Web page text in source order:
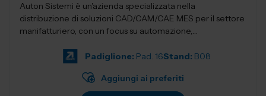
Auton Sistemi è un'azienda specializzata nella
distribuzione di soluzioni CAD/CAM/CAE MES per il settore
manifatturiero, con un focus su automazione,
Padiglione: Pad. 16Stand: B08
Aggiungi ai preferiti